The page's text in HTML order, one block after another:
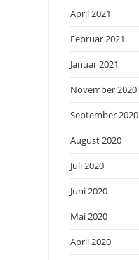
April 2021
Februar 2021
Januar 2021
November 2020
September 2020
August 2020
Juli 2020
Juni 2020
Mai 2020
April 2020